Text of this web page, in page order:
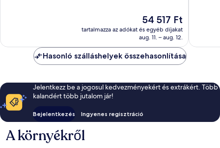
Az
54 517 Ft
54 517 Ft
tartalmazza az adókat és egyéb díjakat
aug. 11. – aug. 12.
Hasonló szálláshelyek összehasonlítása
Jelentkezz be a jogosul kedvezményekért és extrákért. Több
kalandért több jutalom jár!
Bejelentkezés Ingyenes regisztráció
A környékről